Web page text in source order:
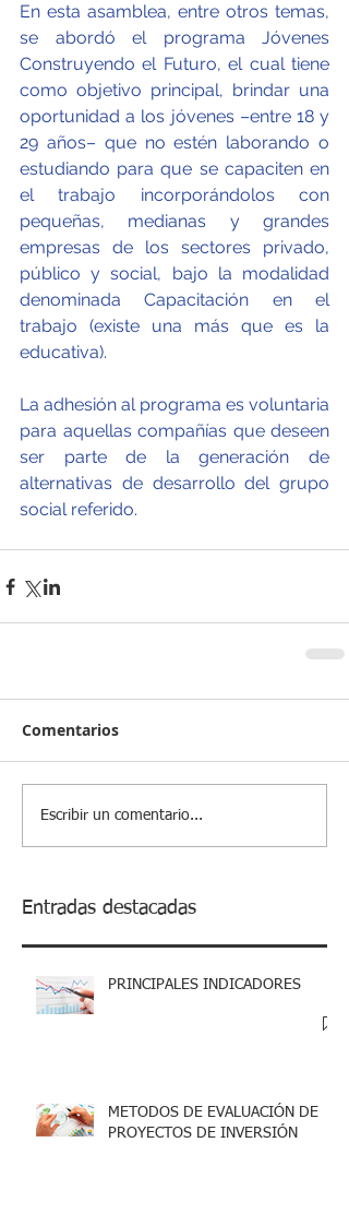
En esta asamblea, entre otros temas,
se abordó el programa Jóvenes
Construyendo el Futuro, el cual tiene
como objetivo principal, brindar una
oportunidad a los jóvenes –entre 18 y
29 años– que no estén laborando o
estudiando para que se capaciten en
el trabajo incorporándolos con
pequeñas, medianas y grandes
empresas de los sectores privado,
público y social, bajo la modalidad
denominada Capacitación en el
trabajo (existe una más que es la
educativa).
La adhesión al programa es voluntaria
para aquellas compañías que deseen
ser parte de la generación de
alternativas de desarrollo del grupo
social referido.
Comentarios
Escribir un comentario...
Entradas destacadas
PRINCIPALES INDICADORES
METODOS DE EVALUACIÓN DE
PROYECTOS DE INVERSIÓN